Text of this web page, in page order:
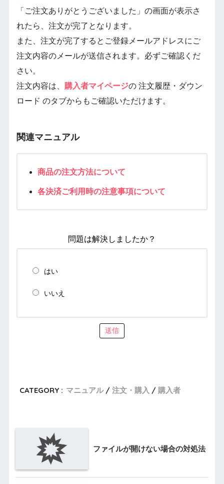
「ご注文ありがとうございました」の画面が表示さ
れたら、注文が完了となります。
また、注文が完了するとご登録メールアドレスにご
注文内容のメールが送信されます。必ずご確認くだ
さい。
注文内容は、 購入者マイページの 注文履歴・ダウン
ロード のタブからもご確認いただけます。
関連マニュアル
商品の注文方法について
各決済ご利用時の注意事項について
問題は解決しましたか？
はい
いいえ
送信
CATEGORY : マニュアル 注文・購入 購入者
ファイルが開けない場合の対処法